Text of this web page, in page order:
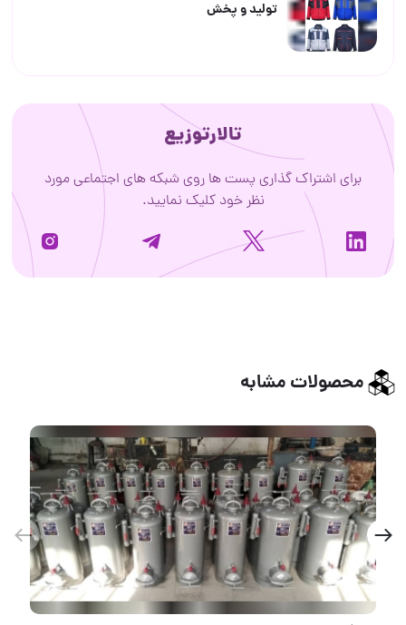
تولید و پخش
تالارتوزیع
برای اشتراک گذاری پست ها روی شبکه های اجتماعی مورد
نظر خود کلیک نمایید.
محصولات مشابه